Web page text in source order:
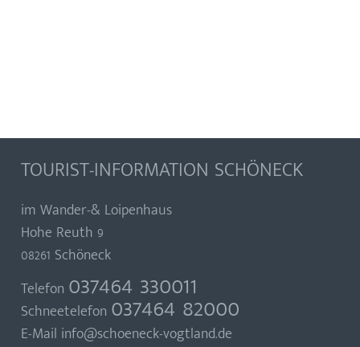
TOURIST-INFORMATION SCHÖNECK
im Wander-& Loipenhaus
Hohe Reuth 9
08261 Schöneck
Telefon 037464 330011
Schneetelefon 037464 82000
E-Mail info@schoeneck-vogtland.de